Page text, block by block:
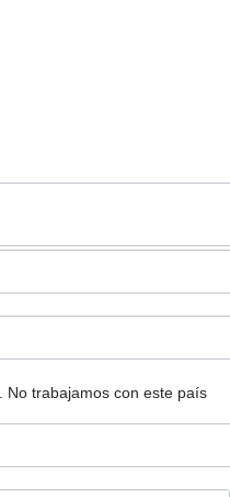
No trabajamos con este país